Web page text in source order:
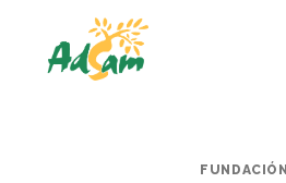
FUNDACIÓN